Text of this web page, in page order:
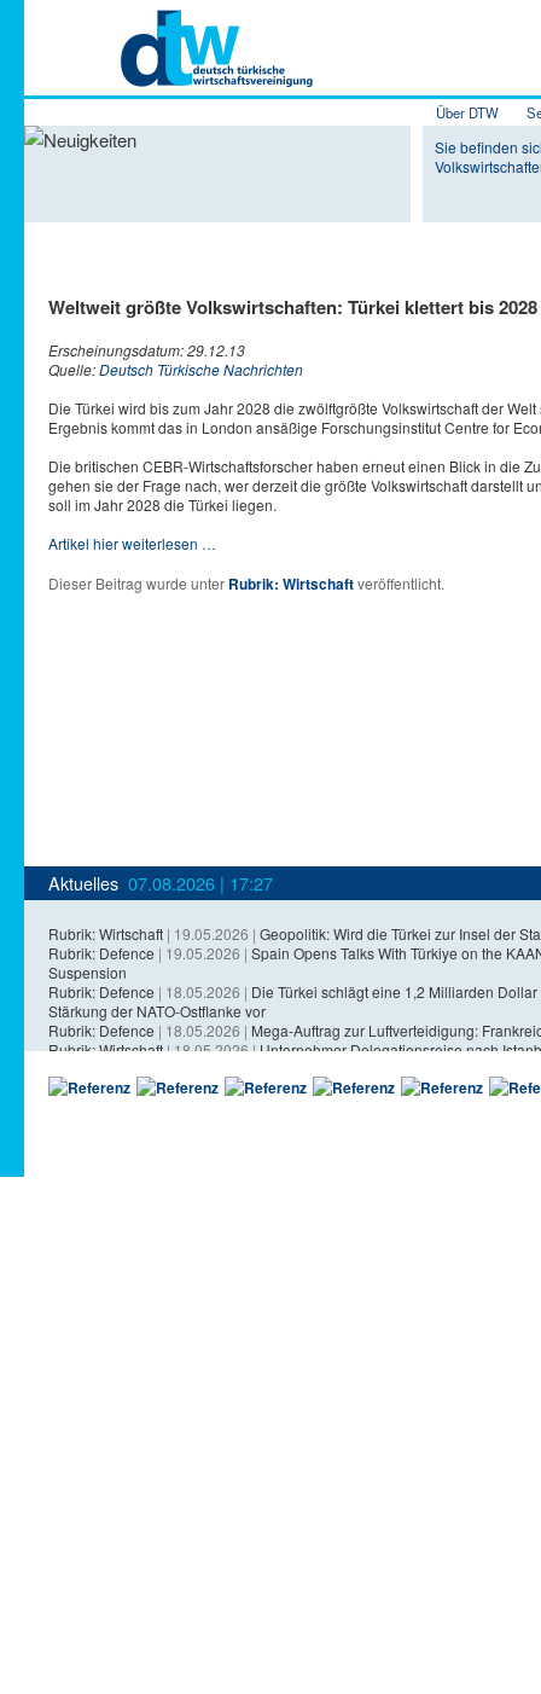
Zum Inhalt
Zum
Über DTW
Sie befinden
Weltweit größte Volkswirtschaften: Türkei klettert bis 2028
Erscheinungsdatum: 29.12.13
Quelle:Deutsch Türkische Nachrichten
Die Türkei wird bis zum Jahr 2028 die zwölftgrößte Volkswirtschaft der
Ergebnis kommt das in London ansäßige Forschungsinstitut Centre for
Die britischen CEBR-Wirtschaftsforscher haben erneut einen Blick in die
gehen sie der Frage nach, wer derzeit die größte Volkswirtschaft darstellt
soll im Jahr 2028 die Türkei liegen.
Artikel hier weiterlesen …
Dieser Beitrag wurde unter Rubrik: Wirtschaftveröffentlicht.
Aktuelles 07.08.2026 | 17:27
Rubrik: Wirtschaft | 19.05.2026 | Geopolitik: Wird die Türkei zur Insel der
Rubrik: Defence | 19.05.2026 | Spain Opens Talks With Türkiye on the
Suspension
Rubrik: Defence | 18.05.2026 | Die Türkei schlägt eine 1,2 Milliarden
Stärkung der NATO-Ostflanke vor
Rubrik: Defence | 18.05.2026 | Mega-Auftrag zur Luftverteidigung:
Rubrik: Wirtschaft| 18.05.2026 |Unternehmer-Delegationsreise nach